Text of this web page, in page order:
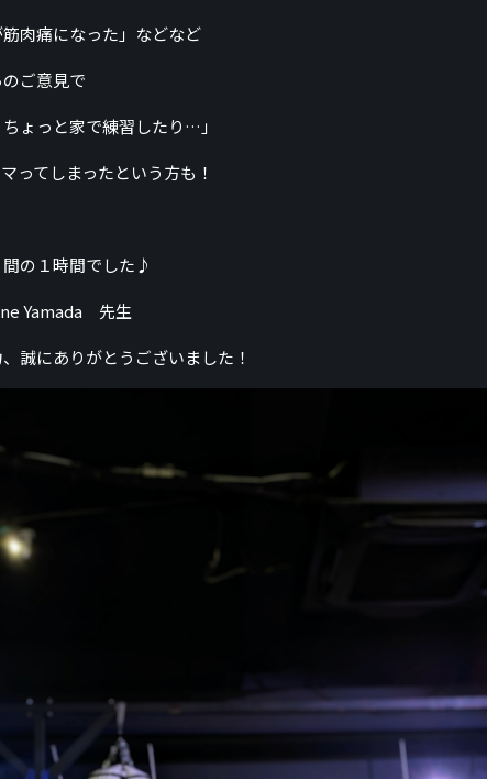
筋肉痛になった」などなど
ご意見で
ちょっと家で練習したり…」
ってしまったという方も！
の１時間でした♪
Yamada 先生
誠にありがとうございました！